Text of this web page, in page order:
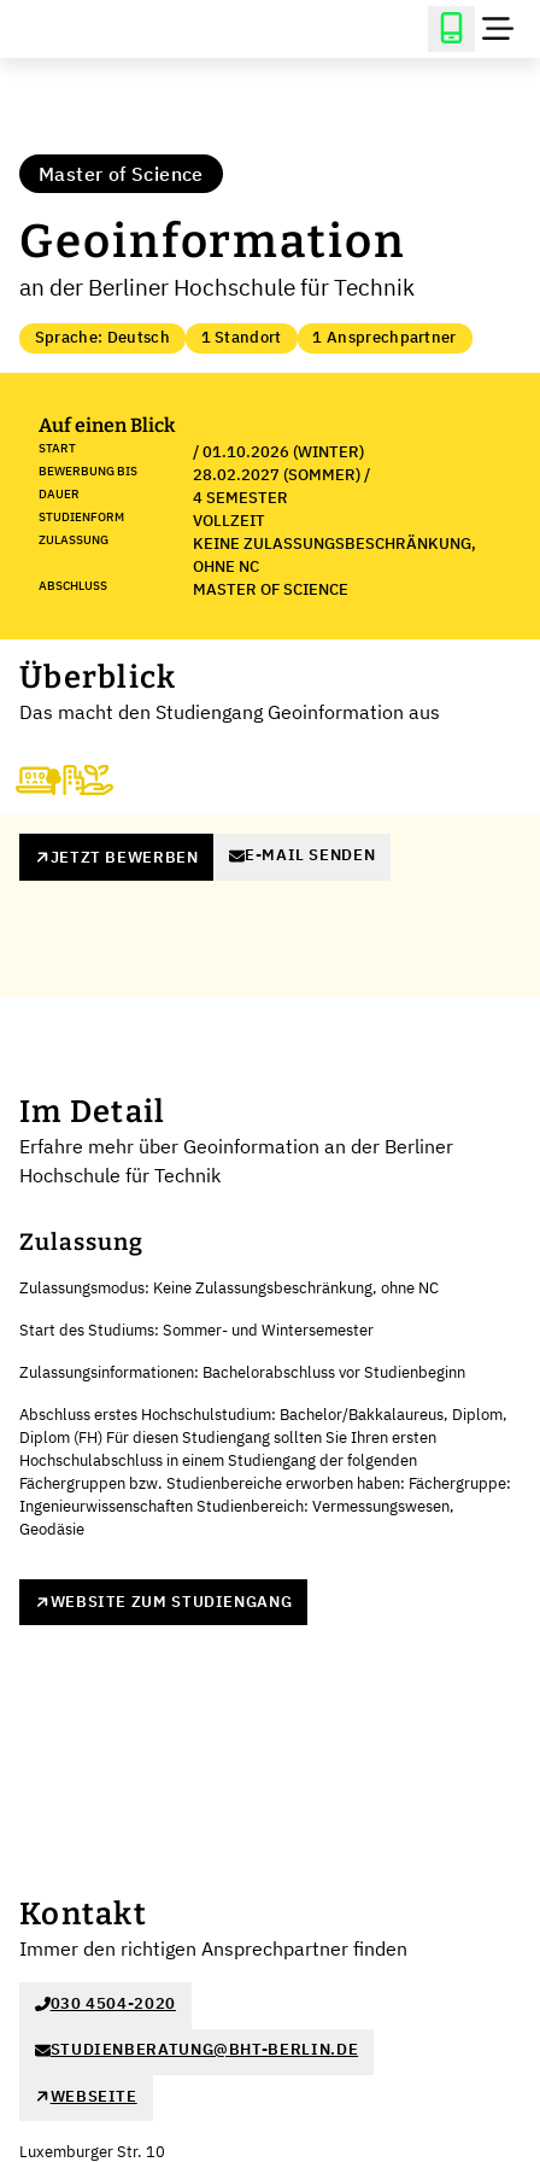
Master of Science
Geoinformation
an der Berliner Hochschule für Technik
Sprache: Deutsch 1 Standort 1 Ansprechpartner
Auf einen Blick
START / 01.10.2026 (WINTER)
BEWERBUNG BIS 28.02.2027 (SOMMER) /
DAUER 4 SEMESTER
STUDIENFORM VOLLZEIT
ZULASSUNG
KEINE ZULASSUNGSBESCHRÄNKUNG,
OHNE NC
ABSCHLUSS MASTER OF SCIENCE
Überblick
Das macht den Studiengang Geoinformation aus
JETZT BEWERBEN E-MAIL SENDEN
Im Detail
Erfahre mehr über Geoinformation an der Berliner
Hochschule für Technik
Zulassung
Zulassungsmodus: Keine Zulassungsbeschränkung, ohne NC
Start des Studiums: Sommer- und Wintersemester
Zulassungsinformationen: Bachelorabschluss vor Studienbeginn
Abschluss erstes Hochschulstudium: Bachelor/Bakkalaureus, Diplom,
Diplom (FH) Für diesen Studiengang sollten Sie Ihren ersten
Hochschulabschluss in einem Studiengang der folgenden
Fächergruppen bzw. Studienbereiche erworben haben: Fächergruppe:
Ingenieurwissenschaften Studienbereich: Vermessungswesen,
Geodäsie
WEBSITE ZUM STUDIENGANG
Kontakt
Immer den richtigen Ansprechpartner finden
030 4504-2020
STUDIENBERATUNG@BHT-BERLIN.DE
WEBSEITE
Luxemburger Str. 10